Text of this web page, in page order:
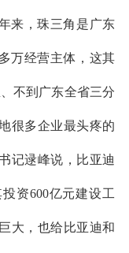
来，珠三角是广东
万经营主体，这其
不到广东全省三分
很多企业最头疼的
记逯峰说，比亚迪
资600亿元建设工
大，也给比亚迪和